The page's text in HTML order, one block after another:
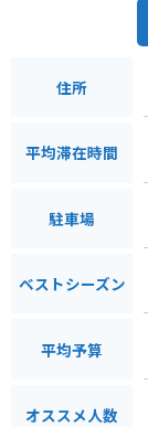
住所
平均滞在時間
駐車場
ベストシーズン
平均予算
オススメ人数